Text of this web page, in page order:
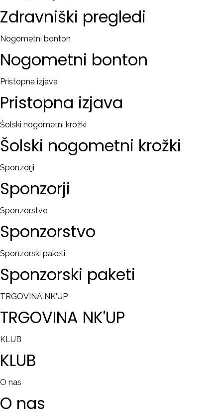
Zdravniški pregledi
Nogometni bonton
Nogometni bonton
Pristopna izjava
Pristopna izjava
Šolski nogometni krožki
Šolski nogometni krožki
Sponzorji
Sponzorji
Sponzorstvo
Sponzorstvo
Sponzorski paketi
Sponzorski paketi
TRGOVINA NK'UP
TRGOVINA NK'UP
KLUB
KLUB
O nas
O nas